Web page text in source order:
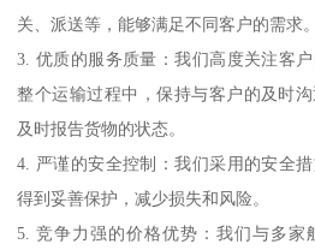
关、派送等，能够满足不同客户的需求。
3. 优质的服务质量：我们高度关注客
整个运输过程中，保持与客户的及时
及时报告货物的状态。
4. 严谨的安全控制：我们采用的安全
得到妥善保护，减少损失和风险。
5. 竞争力强的价格优势：我们与多家